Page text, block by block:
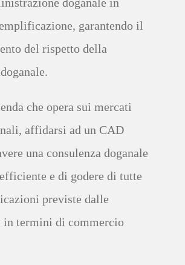
, garantendo il
del rispetto della
doganale.
che opera sui mercati
affidarsi ad un CAD
una consulenza doganale
e di godere di tutte
previste dalle
in termini di commercio